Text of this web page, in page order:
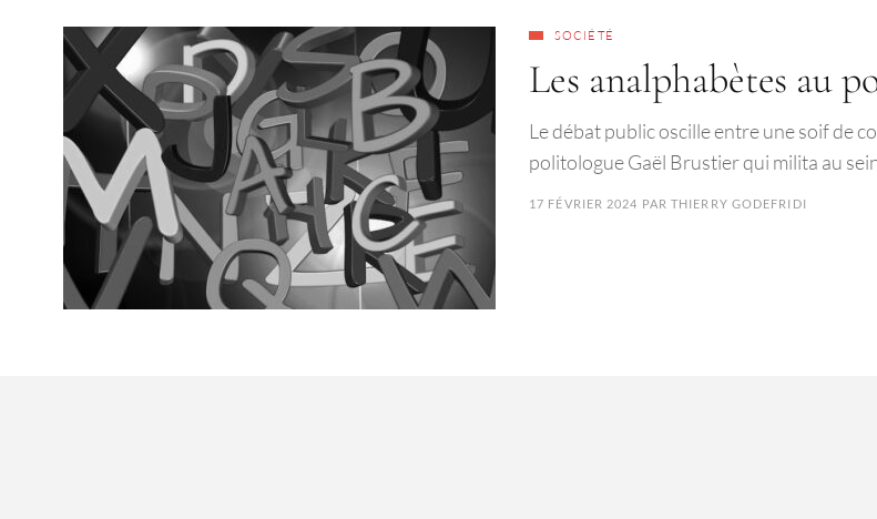
SOCIÉTÉ
Les analphabètes au
Le débat public oscille entre une soif de
politologue Gaël Brustier qui milita au
17 FÉVRIER 2024 PARTHIERRY GODEFRIDI